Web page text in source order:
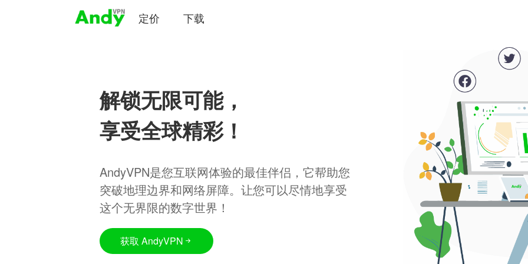
定价 下载
解锁无限可能，
享受全球精彩！
AndyVPN是您互联网体验的最佳伴侣，它帮助您
突破地理边界和网络屏障。让您可以尽情地享受
这个无界限的数字世界！
获取 AndyVPN